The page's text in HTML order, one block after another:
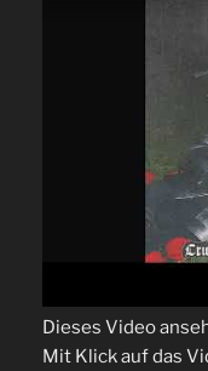
Dieses Video
Mit Klick auf das